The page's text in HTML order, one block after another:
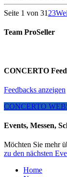
Seite 1 von 31 23
Team ProSeller
CONCERTO
Feedbacks anzeigen
CONCERTO
Events, Messen,
Möchten Sie mehr
zu den nächsten
Home